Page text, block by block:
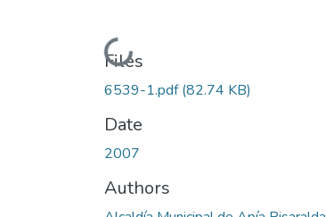
Loading...
Files
6539-1.pdf(82.74 KB)
Date
2007
Authors